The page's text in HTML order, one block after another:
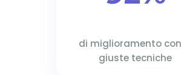
di miglioramento
giuste tecniche